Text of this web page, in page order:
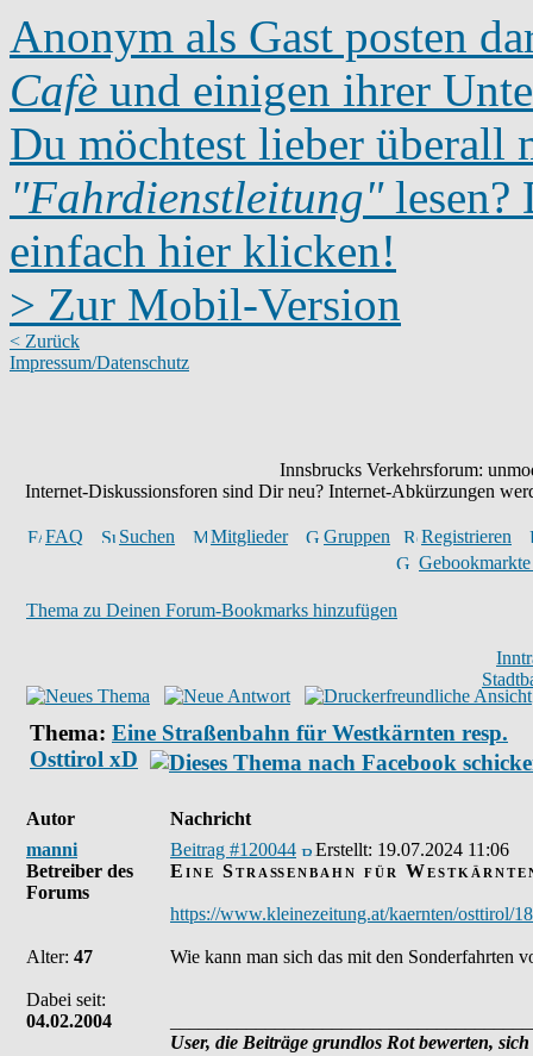
Anonym als Gast posten
Cafè und einigen ihrer
Du möchtest lieber überall
"Fahrdienstleitung"lesen?
einfach hier klicken!
> Zur Mobil-Version
< Zurück
Impressum/Datenschutz
Innsbrucks Verkehrsforum:
Internet-Diskussionsforen sind Dir neu? Internet-Abkürzungen
FAQ Suchen Mitglieder Gruppen
Registrieren
Thema zu Deinen Forum-Bookmarks hinzufügen
Thema: Eine Straßenbahn für Westkärnten resp.
Osttirol xD
Autor
Nachricht
manni
Betreiber des
Forums
Alter: 47
Dabei seit:
04.02.2004
Beitrag #120044 Erstellt: 19.07.2024 11:06
Eine Straßenbahn für
https://www.kleinezeitung.at/kaernten/osttirol/
Wie kann man sich das mit den Sonderfahrten
User, die Beiträge grundlos Rot bewerten,